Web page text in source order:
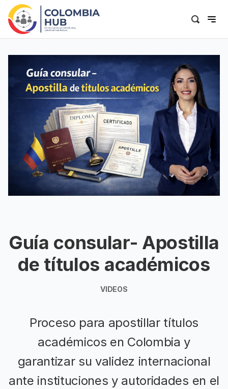
Guía consular- Apostilla
de títulos académicos
VIDEOS
Proceso para apostillar títulos
académicos en Colombia y
garantizar su validez internacional
ante instituciones y autoridades en el